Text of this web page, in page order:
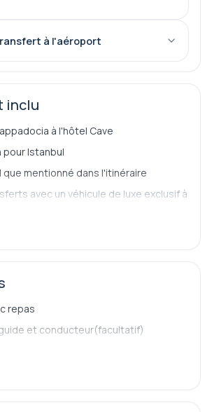
à l'aéroport
inclu
à l'hôtel Cave
pour Istanbul
que mentionné dans l'itinéraire
avec un véhicule de luxe exclusif à
sous licence
repas
et conducteur(facultatif)